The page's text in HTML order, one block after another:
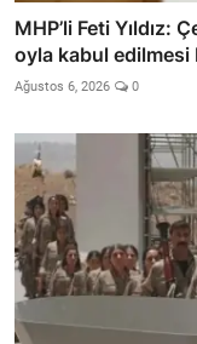
MHP’li Feti Yıldız:
oyla kabul edilmesi
Ağustos 6, 2026 0